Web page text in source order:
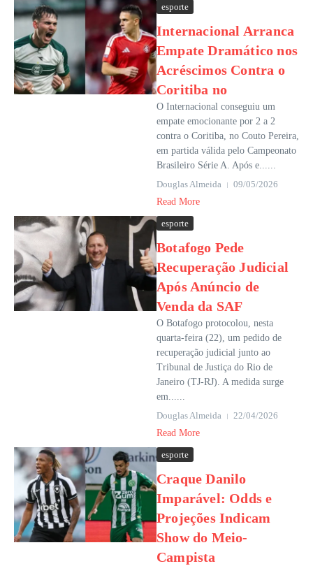
esporte
Internacional Arranca
Empate Dramático nos
Acréscimos Contra o
Coritiba no
O Internacional conseguiu um
empate emocionante por 2 a 2
contra o Coritiba, no Couto Pereira,
em partida válida pelo Campeonato
Brasileiro Série A. Após e......
Douglas Almeida
09/05/2026
Read More
esporte
Botafogo Pede
Recuperação Judicial
Após Anúncio de
Venda da SAF
O Botafogo protocolou, nesta
quarta-feira (22), um pedido de
recuperação judicial junto ao
Tribunal de Justiça do Rio de
Janeiro (TJ-RJ). A medida surge
em......
Douglas Almeida
22/04/2026
Read More
esporte
Craque Danilo
Imparável: Odds e
Projeções Indicam
Show do Meio-
Campista